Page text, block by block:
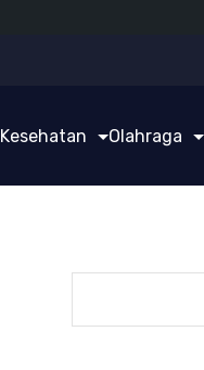
Kesehatan Olahraga